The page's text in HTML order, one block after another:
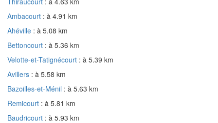
Ambacourt : à 4.91 km
Ahéville : à 5.08 km
Bettoncourt : à 5.36 km
Velotte-et-Tatignécourt : à 5.39 km
Avillers : à 5.58 km
Bazoilles-et-Ménil : à 5.63 km
Remicourt : à 5.81 km
Baudricourt : à 5.93 km